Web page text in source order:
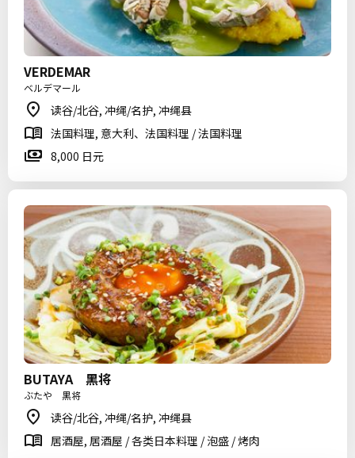
VERDEMAR
ベルデマール
读谷/北谷, 冲绳/名护, 冲绳县
法国料理, 意大利、法国料理 / 法国料理
8,000 日元
BUTAYA 黑将
ぶたや 黒将
读谷/北谷, 冲绳/名护, 冲绳县
居酒屋, 居酒屋 / 各类日本料理 / 泡盛 / 烤肉